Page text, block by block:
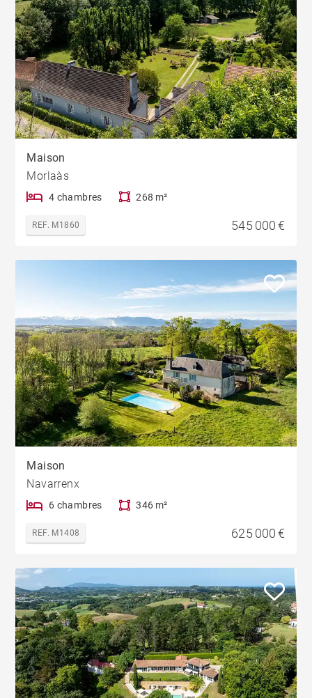
Maison
Morlaàs
4 chambres 268 m²
REF. M1860 545 000 €
Maison
Navarrenx
6 chambres 346 m²
REF. M1408 625 000 €